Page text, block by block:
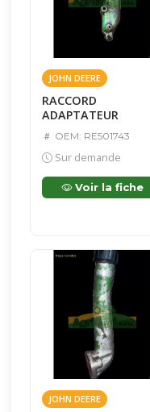
JOHN DEERE
RACCORD
ADAPTATEUR
OEM: RE501743
Sur demande
Voir la fiche
JOHN DEERE